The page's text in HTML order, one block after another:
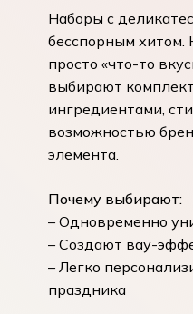
Наборы с
бесспорным хитом.
просто «что-то
выбирают
ингредиентами,
возможностью
элемента.
Почему выбирают:
– Одновременно
– Создают вау-
– Легко
праздника